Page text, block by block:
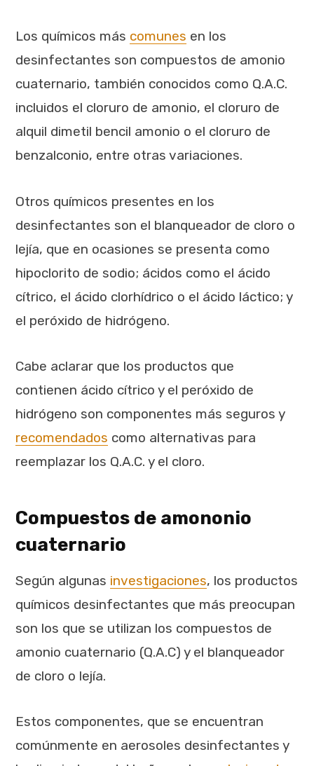
Los químicos más comunes en los
desinfectantes son compuestos de amonio
cuaternario, también conocidos como Q.A.C.
incluidos el cloruro de amonio, el cloruro de
alquil dimetil bencil amonio o el cloruro de
benzalconio, entre otras variaciones.
Otros químicos presentes en los
desinfectantes son el blanqueador de cloro o
lejía, que en ocasiones se presenta como
hipoclorito de sodio; ácidos como el ácido
cítrico, el ácido clorhídrico o el ácido láctico; y
el peróxido de hidrógeno.
Cabe aclarar que los productos que
contienen ácido cítrico y el peróxido de
hidrógeno son componentes más seguros y
recomendados como alternativas para
reemplazar los Q.A.C. y el cloro.
Compuestos de amononio
cuaternario
Según algunas investigaciones, los productos
químicos desinfectantes que más preocupan
son los que se utilizan los compuestos de
amonio cuaternario (Q.A.C) y el blanqueador
de cloro o lejía.
Estos componentes, que se encuentran
comúnmente en aerosoles desinfectantes y